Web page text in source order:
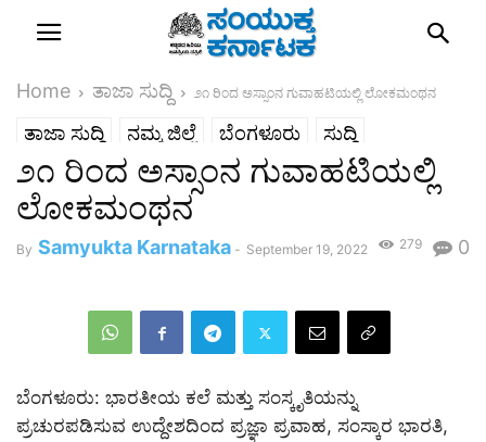
Home ತಾಜಾ ಸುದ್ದಿ ೨೧ ರಿಂದ ಅಸ್ಸಾಂನ ಗುವಾಹಟಿಯಲ್ಲಿ ಲೋಕಮಂಥನ
ತಾಜಾ ಸುದ್ದಿ ನಮ್ಮ ಜಿಲ್ಲೆ ಬೆಂಗಳೂರು ಸುದ್ದಿ
೨೧ ರಿಂದ ಅಸ್ಸಾಂನ ಗುವಾಹಟಿಯಲ್ಲಿ
ಲೋಕಮಂಥನ
By Samyukta Karnataka - September 19, 2022 0
279
ಬೆಂಗಳೂರು: ಭಾರತೀಯ ಕಲೆ ಮತ್ತು ಸಂಸ್ಕೃತಿಯನ್ನು
ಪ್ರಚುರಪಡಿಸುವ ಉದ್ದೇಶದಿಂದ ಪ್ರಜ್ಞಾ ಪ್ರವಾಹ, ಸಂಸ್ಕಾರ ಭಾರತಿ,